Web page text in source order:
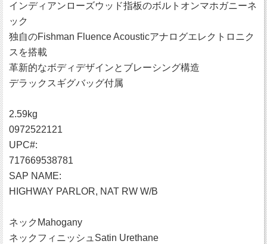
インディアンローズウッド指板のボルトオンマホガニーネ
ック
独自のFishman Fluence Acousticアナログエレクトロニク
スを搭載
革新的なボディデザインとブレーシング構造
デラックスギグバッグ付属
2.59kg
0972522121
UPC#:
717669538781
SAP NAME:
HIGHWAY PARLOR, NAT RW W/B
ネックMahogany
ネックフィニッシュSatin Urethane